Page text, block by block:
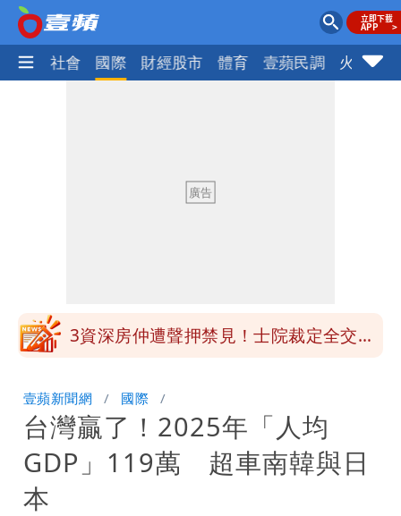
政治 社會 國際 財經股市 體育 壹蘋民調 火線話
苦茶癌油｜威加2老闆交保！採購、中間
風圈逼近岸處
3資深房仲遭聲押禁見！士院裁定全交保
號」藏玄機
國家隊戰績！投資報酬率飆81％ 台積
電一檔狂賺76億
賴清德「總統級嘲諷」嗆爆盧秀燕！8年
壹蘋新聞網 國際
台灣贏了！2025年「人均
GDP」119萬 超車南韓與日
本